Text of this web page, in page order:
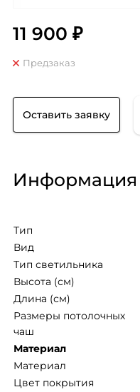
11 900 ₽
Предзаказ
Оставить заявку
Информация
Тип
Вид
Тип светильника
Высота (см)
Длина (см)
Размеры потолочных
чаш
Материал
Mатериал
Цвет покрытия